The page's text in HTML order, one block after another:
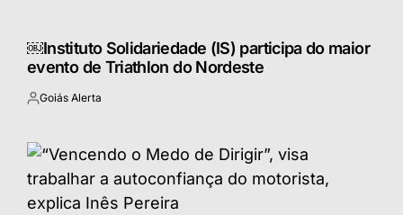
￼Instituto Solidariedade (IS) participa do maior
evento de Triathlon do Nordeste
Postado
Goiás Alerta